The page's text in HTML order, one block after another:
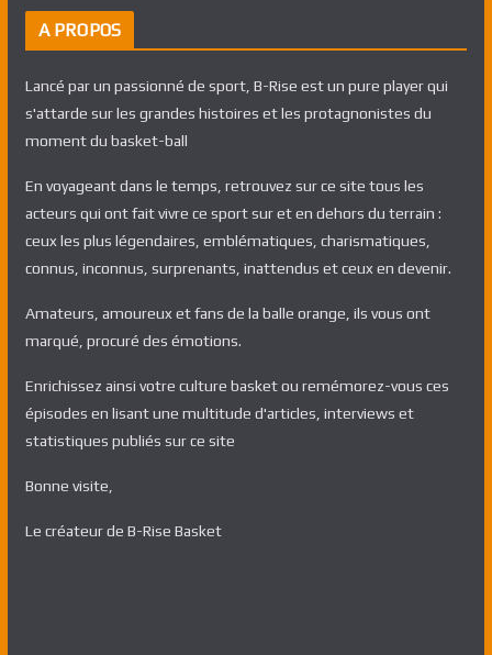
A PROPOS
Lancé par un passionné de sport, B-Rise est un pure player qui
s'attarde sur les grandes histoires et les protagnonistes du
moment du basket-ball
En voyageant dans le temps, retrouvez sur ce site tous les
acteurs qui ont fait vivre ce sport sur et en dehors du terrain :
ceux les plus légendaires, emblématiques, charismatiques,
connus, inconnus, surprenants, inattendus et ceux en devenir.
Amateurs, amoureux et fans de la balle orange, ils vous ont
marqué, procuré des émotions.
Enrichissez ainsi votre culture basket ou remémorez-vous ces
épisodes en lisant une multitude d'articles, interviews et
statistiques publiés sur ce site
Bonne visite,
Le créateur de B-Rise Basket